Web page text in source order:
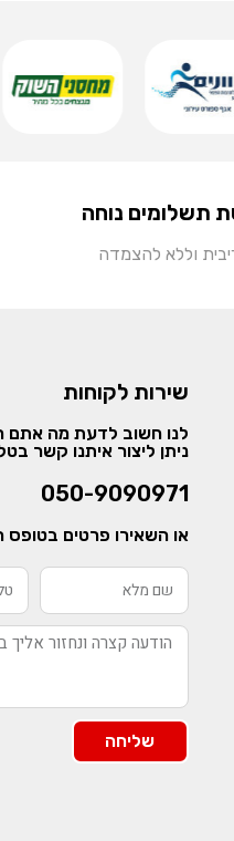
תשלומים נוחה
וללא להצמדה
שירות לקוחות
לנו חשוב לדעת מה אתם
ניתן ליצור איתנו קשר
050-9090971
או השאירו פרטים בטופס
שליחה